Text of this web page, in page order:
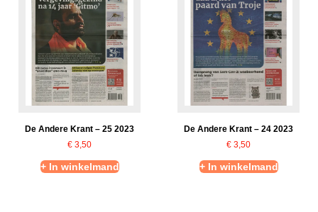
De Andere Krant – 25 2023
€ 3,50
+ In winkelmand
De Andere Krant – 24 2023
€ 3,50
+ In winkelmand